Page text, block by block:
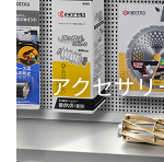
アクセサリ